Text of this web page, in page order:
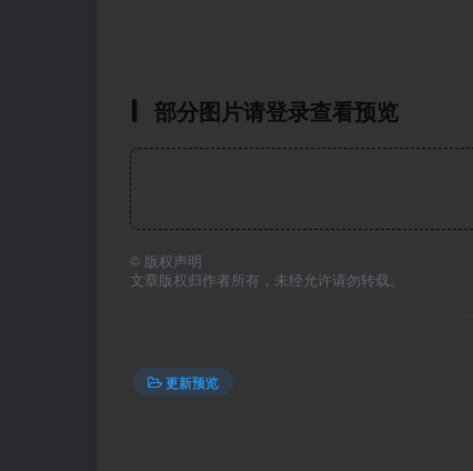
部分图片请登录查看预览
© 版权声明
文章版权归作者所有，未经允许请勿转载。
更新预览